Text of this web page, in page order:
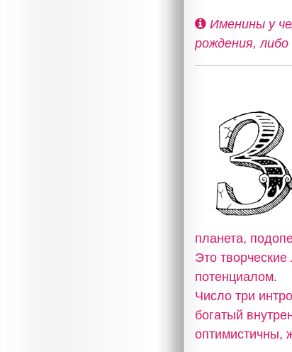
Именины у
рождения,
планета,
Это
потенциалом.
Число три
богатый
оптимистичны,